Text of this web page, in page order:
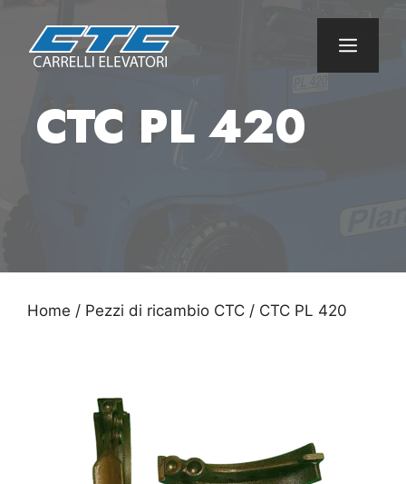
contenuto
Menu
CTC PL 420
Home / Pezzi di ricambio CTC / CTC PL 420